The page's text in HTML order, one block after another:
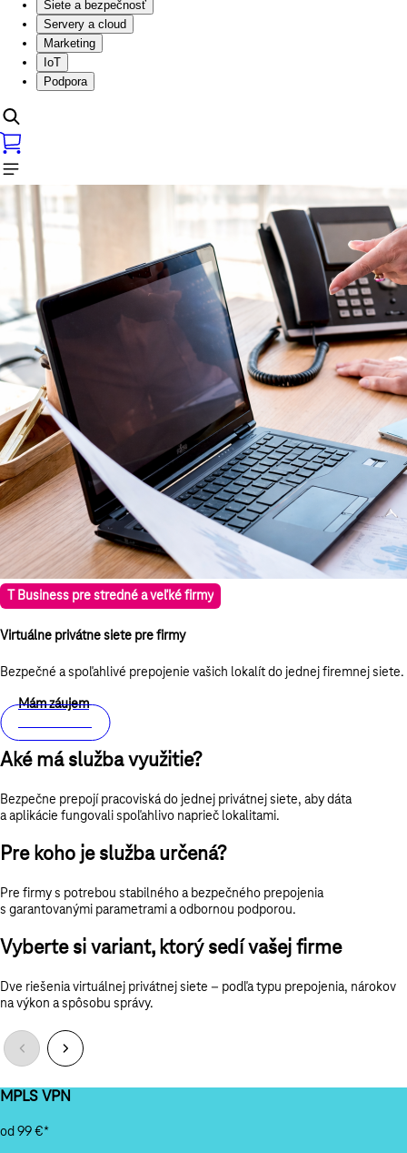
Siete a bezpečnosť
Servery a cloud
Marketing
IoT
Podpora
T Business pre stredné a veľké firmy
Virtuálne privátne siete pre firmy
Bezpečné a spoľahlivé prepojenie vašich lokalít do jednej firemnej siete.
Mám záujem
Aké má služba využitie?
Bezpečne prepojí pracoviská do jednej privátnej siete, aby dáta
a aplikácie fungovali spoľahlivo naprieč lokalitami.
Pre koho je služba určená?
Pre firmy s potrebou stabilného a bezpečného prepojenia
s garantovanými parametrami a odbornou podporou.
Vyberte si variant, ktorý sedí vašej firme
Dve riešenia virtuálnej privátnej siete – podľa typu prepojenia, nárokov
na výkon a spôsobu správy.
MPLS VPN
od 99 €*